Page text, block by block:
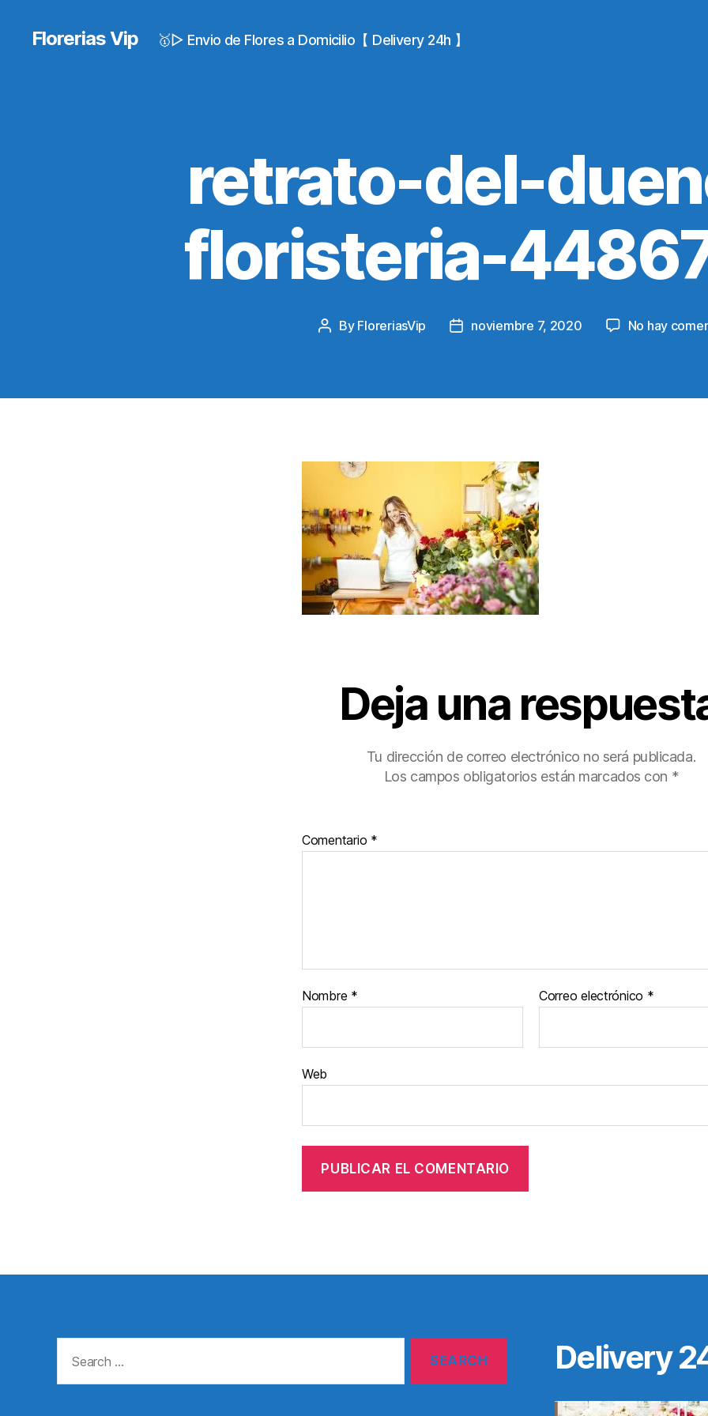
Florerias Vip 🥇▷ Envio de Flores a Domicilio【 Delivery 24h 】
retrato-del-
floristeria-
Post
By FloreriasVip
Postnoviembre 7, 2020 No hay
Deja una
Tu dirección de correo electrónico no será publicada.
Los campos obligatorios están marcados con *
Comentario *
Nombre * Correo electrónico *
Web
for:
Delivery